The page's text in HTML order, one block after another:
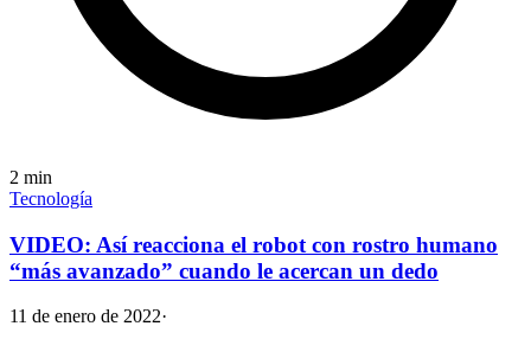
2 min
Tecnología
VIDEO: Así reacciona el robot con rostro humano
“más avanzado” cuando le acercan un dedo
11 de enero de 2022·